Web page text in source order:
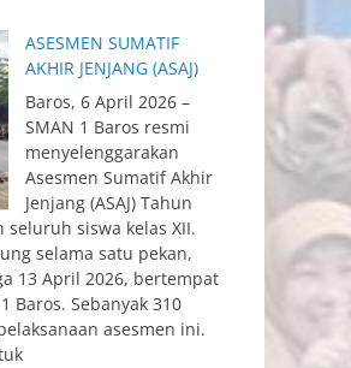
ASESMEN SUMATIF
AKHIR JENJANG (ASAJ)
Baros, 6 April 2026 –
SMAN 1 Baros resmi
menyelenggarakan
Asesmen Sumatif Akhir
Jenjang (ASAJ) Tahun
siswa kelas XII.
selama satu pekan,
13 April 2026, bertempat
Baros. Sebanyak 310
asesmen ini.